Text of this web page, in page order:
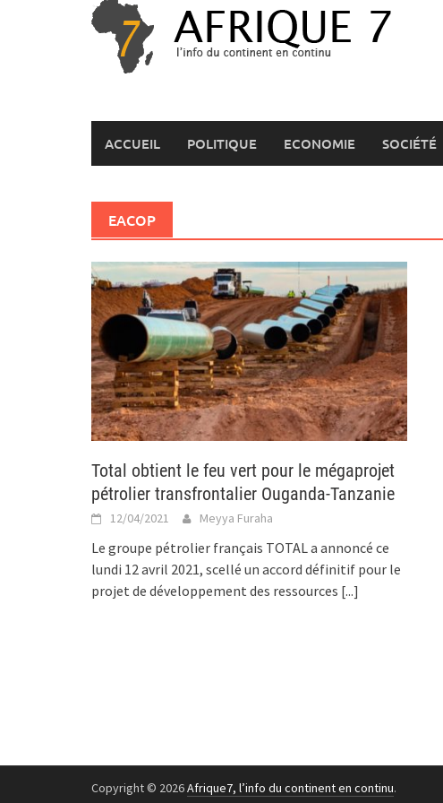
ACCUEIL POLITIQUE ECONOMIE SOCIÉTÉ
EACOP
Total obtient le feu vert pour le mégaprojet
pétrolier transfrontalier Ouganda-Tanzanie
12/04/2021 Meyya Furaha
Le groupe pétrolier français TOTAL a annoncé ce
lundi 12 avril 2021, scellé un accord définitif pour le
projet de développement des ressources [...]
Copyright © 2026Afrique7, l’info du continent en continu.